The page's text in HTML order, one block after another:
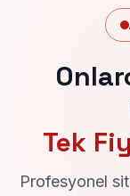
Tek
Profesyonel